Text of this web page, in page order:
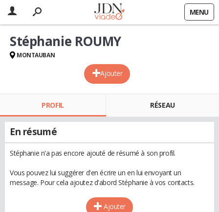
MENU
Ajouter
Stéphanie ROUMY
MONTAUBAN
PROFIL RÉSEAU
En résumé
Stéphanie n'a pas encore ajouté de résumé à son profil.
Vous pouvez lui suggérer d'en écrire un en lui envoyant un
message. Pour cela ajoutez d'abord Stéphanie à vos contacts.
Ajouter